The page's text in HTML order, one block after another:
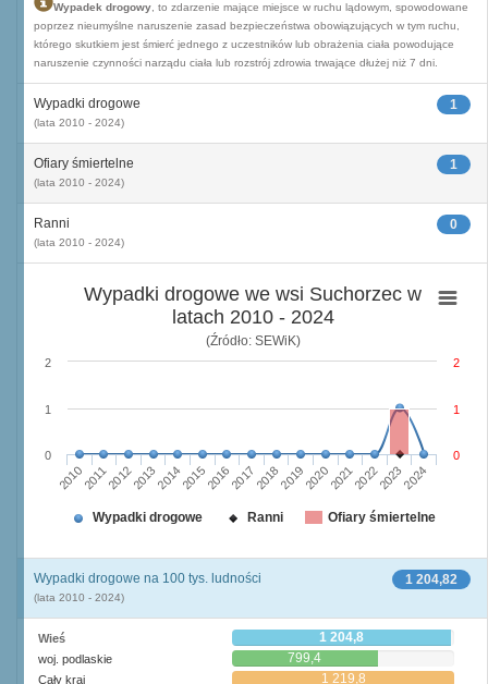
Wypadek drogowy , to zdarzenie mające miejsce w ruchu lądowym, spowodowane
poprzez nieumyślne naruszenie zasad bezpieczeństwa obowiązujących w tym ruchu,
którego skutkiem jest śmierć jednego z uczestników lub obrażenia ciała powodujące
naruszenie czynności narządu ciała lub rozstrój zdrowia trwające dłużej niż 7 dni.
1
Wypadki drogowe
(lata 2010 - 2024)
1
Ofiary śmiertelne
(lata 2010 - 2024)
0
Ranni
(lata 2010 - 2024)
Wypadki drogowe we wsi Suchorzec w
latach 2010 - 2024
(Źródło: SEWiK)
201020112012201320142015201620172018201920202021202220232024
0
1
2
0
1
2
Wypadki drogowe Ranni Ofiary śmiertelne
1 204,82
Wypadki drogowe na 100 tys. ludności
(lata 2010 - 2024)
Wieś 1 204,8
woj. podlaskie 799,4
Cały kraj 1 219,8